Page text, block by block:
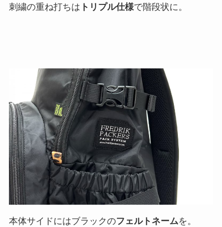
刺繍の重ね打ちは トリプル仕様で階段状に。
本体サイドにはブラックのフェルトネームを。